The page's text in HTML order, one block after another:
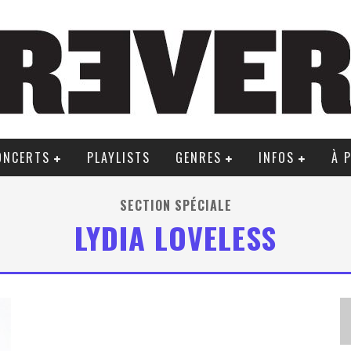
PLAYLISTS GENRES INFOS À
SECTION SPÉCIALE
LYDIA LOVELESS